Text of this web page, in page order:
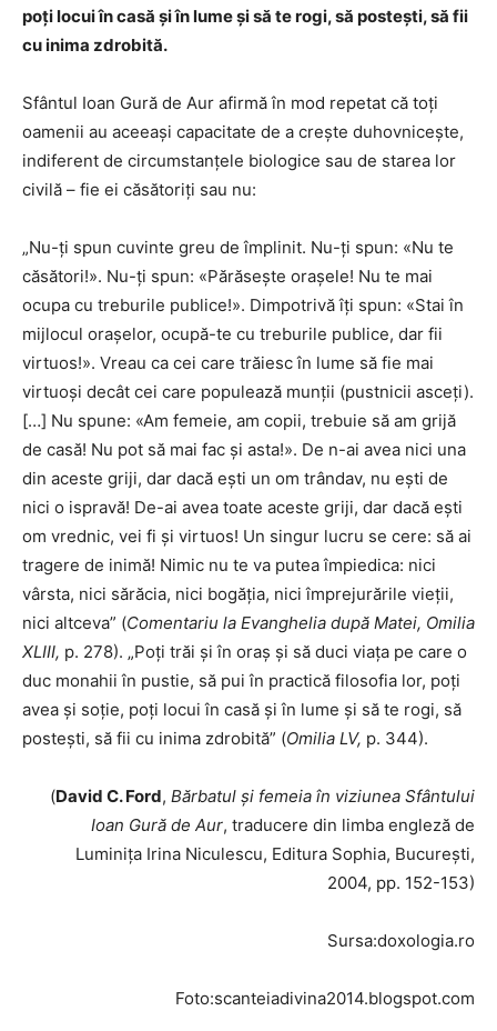
poţi locui în casă şi în lume şi să te rogi, să posteşti, să fii
cu inima zdrobită.
Sfântul Ioan Gură de Aur afirmă în mod repetat că toţi
oamenii au aceeaşi capacitate de a creşte duhovniceşte,
indiferent de circumstanţele biologice sau de starea lor
civilă – fie ei căsătoriţi sau nu:
„Nu-ţi spun cuvinte greu de împlinit. Nu-ţi spun: «Nu te
căsători!». Nu-ţi spun: «Părăseşte oraşele! Nu te mai
ocupa cu treburile publice!». Dimpotrivă îţi spun: «Stai în
mijlocul oraşelor, ocupă-te cu treburile publice, dar fii
virtuos!». Vreau ca cei care trăiesc în lume să fie mai
virtuoşi decât cei care populează munţii (pustnicii asceţi).
[…] Nu spune: «Am femeie, am copii, trebuie să am grijă
de casă! Nu pot să mai fac şi asta!». De n-ai avea nici una
din aceste griji, dar dacă eşti un om trândav, nu eşti de
nici o ispravă! De-ai avea toate aceste griji, dar dacă eşti
om vrednic, vei fi şi virtuos! Un singur lucru se cere: să ai
tragere de inimă! Nimic nu te va putea împiedica: nici
vârsta, nici sărăcia, nici bogăţia, nici împrejurările vieţii,
nici altceva” (Comentariu la Evanghelia după Matei, Omilia
XLIII, p. 278). „Poţi trăi şi în oraş şi să duci viaţa pe care o
duc monahii în pustie, să pui în practică filosofia lor, poţi
avea şi soţie, poţi locui în casă şi în lume şi să te rogi, să
posteşti, să fii cu inima zdrobită” (Omilia LV, p. 344).
(David C. Ford, Bărbatul şi femeia în viziunea Sfântului
Ioan Gură de Aur, traducere din limba engleză de
Luminiţa Irina Niculescu, Editura Sophia, Bucureşti,
2004, pp. 152-153)
Sursa:doxologia.ro
Foto:scanteiadivina2014.blogspot.com